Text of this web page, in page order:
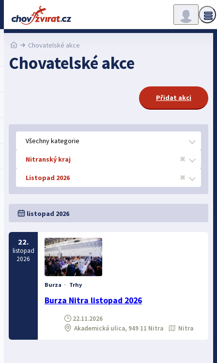
Chovatelské akce
Chovatelské akce
Přidat akci
Všechny kategorie
Nitranský kraj ✖
Listopad 2026 ✖
listopad 2026
22.
listopad
2026
Burza · Trhy
Burza Nitra listopad 2026
22.11.2026
Akademická ulica, 949 11 Nitra
Nitra